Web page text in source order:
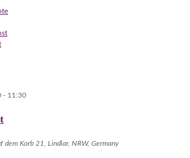
- 11:30
dem Korb 21, Lindlar, NRW, Germany